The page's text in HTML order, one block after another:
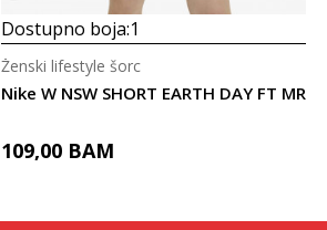
Dostupno boja:1
Nike W NSW SHORT EARTH DAY FT MR
Ženski lifestyle šorc
109,00 BAM